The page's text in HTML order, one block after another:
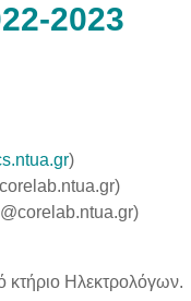
2023
)
Ηλεκτρολόγων.